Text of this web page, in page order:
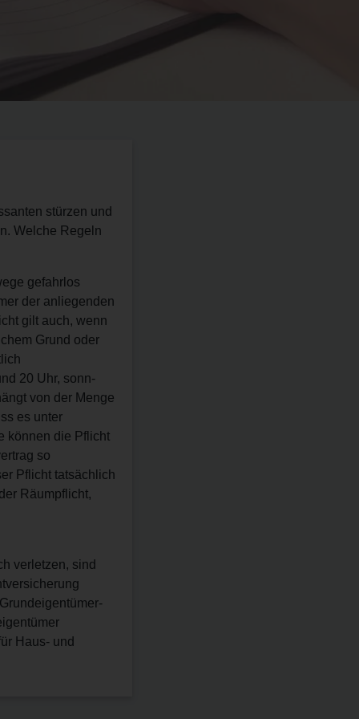
stürzen und
Welche Regeln
gefahrlos
der anliegenden
gilt auch, wenn
Grund oder
20 Uhr, sonn-
von der Menge
es unter
können die Pflicht
so
Pflicht tatsächlich
Räumpflicht,
verletzen, sind
Haus- und